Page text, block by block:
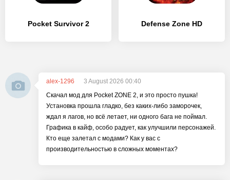
Pocket Survivor 2 Defense Zone HD
alex-1296
3 August 2026 00:40
Скачал мод для Pocket ZONE 2, и это просто пушка!
Установка прошла гладко, без каких-либо заморочек,
ждал я лагов, но всё летает, ни одного бага не поймал.
Графика в кайф, особо радует, как улучшили персонажей.
Кто еще залетал с модами? Как у вас с
производительностью в сложных моментах?